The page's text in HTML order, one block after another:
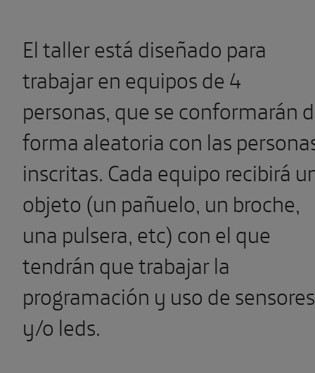
El taller está diseñado para
trabajar en equipos de 4
personas, que se conformarán
forma aleatoria con las
inscritas. Cada equipo recibirá
objeto (un pañuelo, un broche,
una pulsera, etc) con el que
tendrán que trabajar la
programación y uso de sensores
y/o leds.